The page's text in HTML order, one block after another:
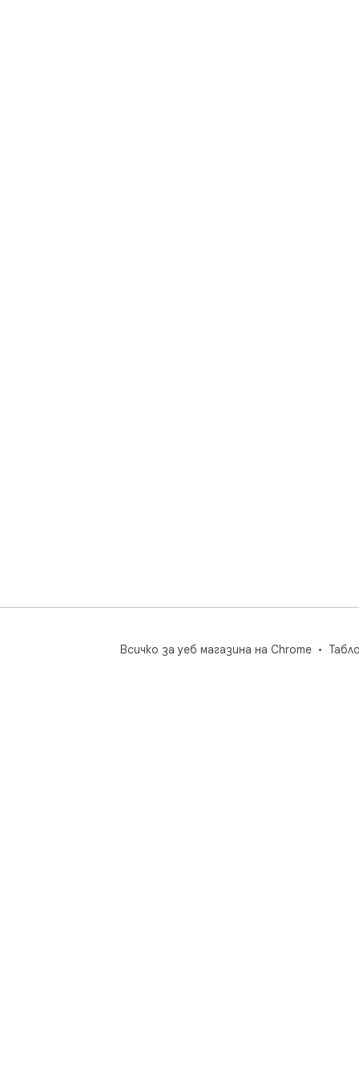
Всичко за уеб магазина на Chrome